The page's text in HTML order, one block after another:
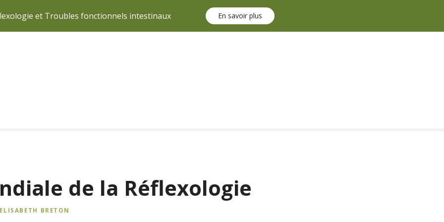
et Troubles fonctionnels intestinaux En savoir plus
de la Réflexologie
ELISABETH BRETON